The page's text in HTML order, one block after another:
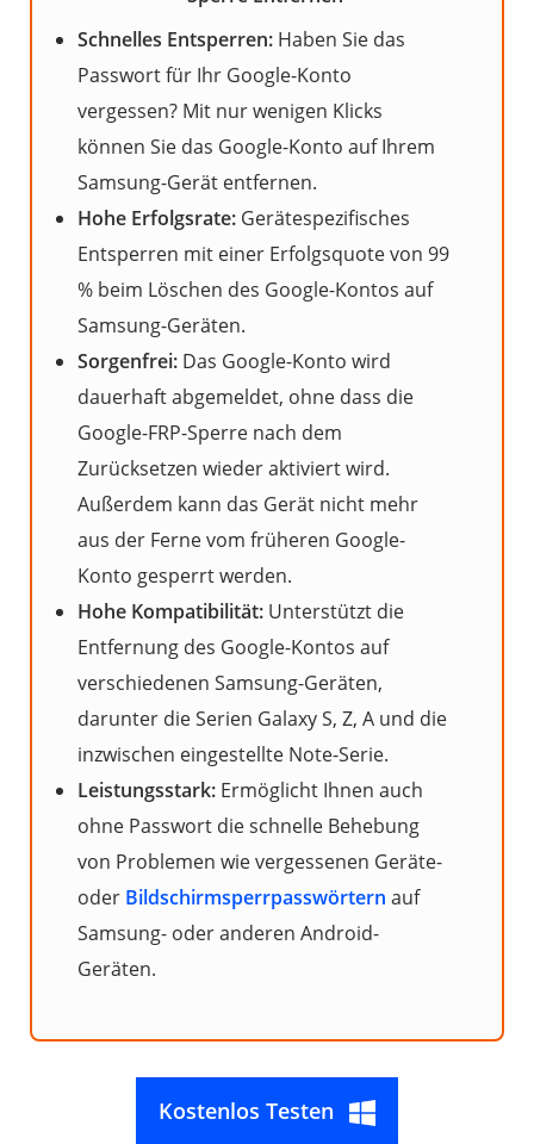
Schnelles Entsperren: Haben Sie das
Passwort für Ihr Google-Konto
vergessen? Mit nur wenigen Klicks
können Sie das Google-Konto auf Ihrem
Samsung-Gerät entfernen.
Hohe Erfolgsrate: Gerätespezifisches
Entsperren mit einer Erfolgsquote von 99
% beim Löschen des Google-Kontos auf
Samsung-Geräten.
Sorgenfrei: Das Google-Konto wird
dauerhaft abgemeldet, ohne dass die
Google-FRP-Sperre nach dem
Zurücksetzen wieder aktiviert wird.
Außerdem kann das Gerät nicht mehr
aus der Ferne vom früheren Google-
Konto gesperrt werden.
Hohe Kompatibilität: Unterstützt die
Entfernung des Google-Kontos auf
verschiedenen Samsung-Geräten,
darunter die Serien Galaxy S, Z, A und die
inzwischen eingestellte Note-Serie.
Leistungsstark: Ermöglicht Ihnen auch
ohne Passwort die schnelle Behebung
von Problemen wie vergessenen Geräte-
oder Bildschirmsperrpasswörtern auf
Samsung- oder anderen Android-
Geräten.
Kostenlos Testen